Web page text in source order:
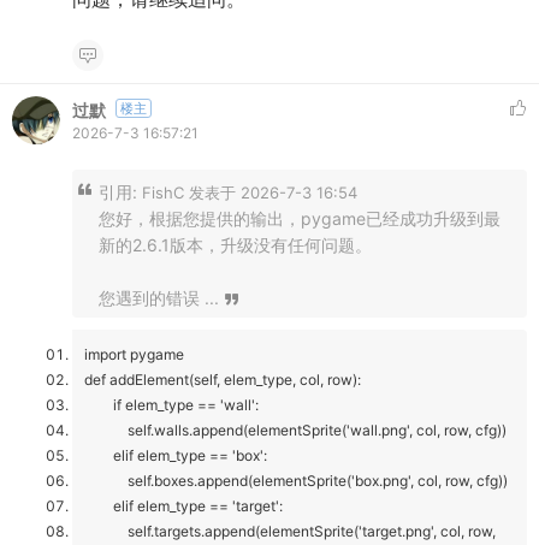
过默 楼主
2026-7-3 16:57:21
引用: FishC 发表于 2026-7-3 16:54
您好，根据您提供的输出，pygame已经成功升级到最
新的2.6.1版本，升级没有任何问题。
您遇到的错误 ...
import pygame
def addElement(self, elem_type, col, row):
if elem_type == 'wall':
self.walls.append(elementSprite('wall.png', col, row, cfg))
elif elem_type == 'box':
self.boxes.append(elementSprite('box.png', col, row, cfg))
elif elem_type == 'target':
self.targets.append(elementSprite('target.png', col, row,